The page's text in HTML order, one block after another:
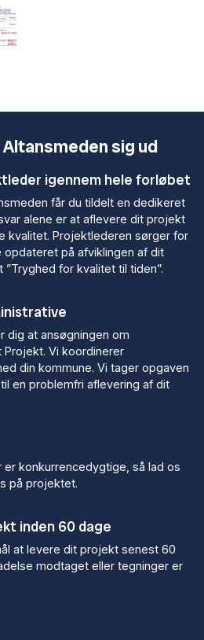
sig ud
igennem hele forløbet
får du tildelt en dedikeret
alene er at aflevere dit projekt
kvalitet. Projektlederen sørger for
opdateret på afviklingen af dit
for kvalitet til tiden”.
dig at ansøgningen om
Vi koordinerer
din kommune. Vi tager opgaven
en problemfri aflevering af dit
er konkurrencedygtige, så lad os
på projektet.
inden 60 dage
at levere dit projekt senest 60
modtaget eller tegninger er